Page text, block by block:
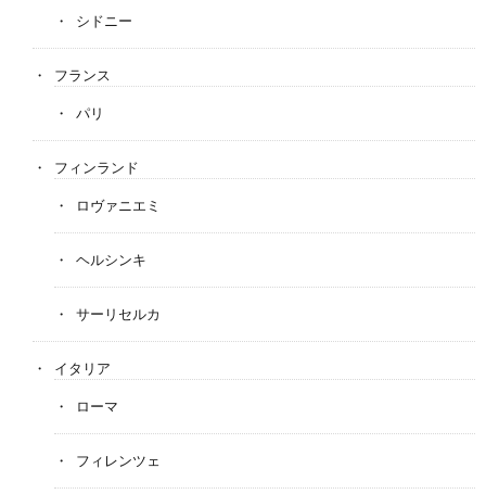
シドニー
フランス
パリ
フィンランド
ロヴァニエミ
ヘルシンキ
サーリセルカ
イタリア
ローマ
フィレンツェ